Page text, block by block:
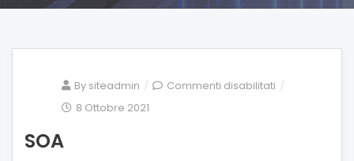
By siteadmin Commenti disabilitati su
8 Ottobre 2021
SOA